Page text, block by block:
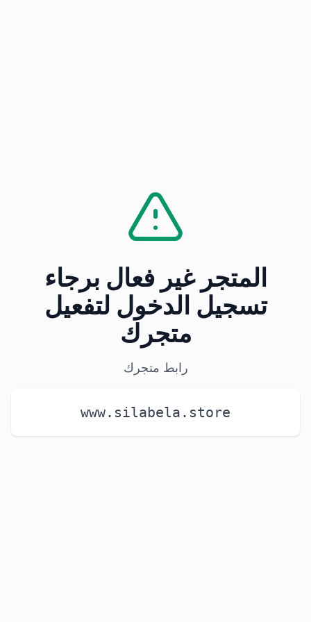
المتجر غير فعال برجاء
تسجيل الدخول لتفعيل
متجرك
رابط متجرك
www.silabela.store